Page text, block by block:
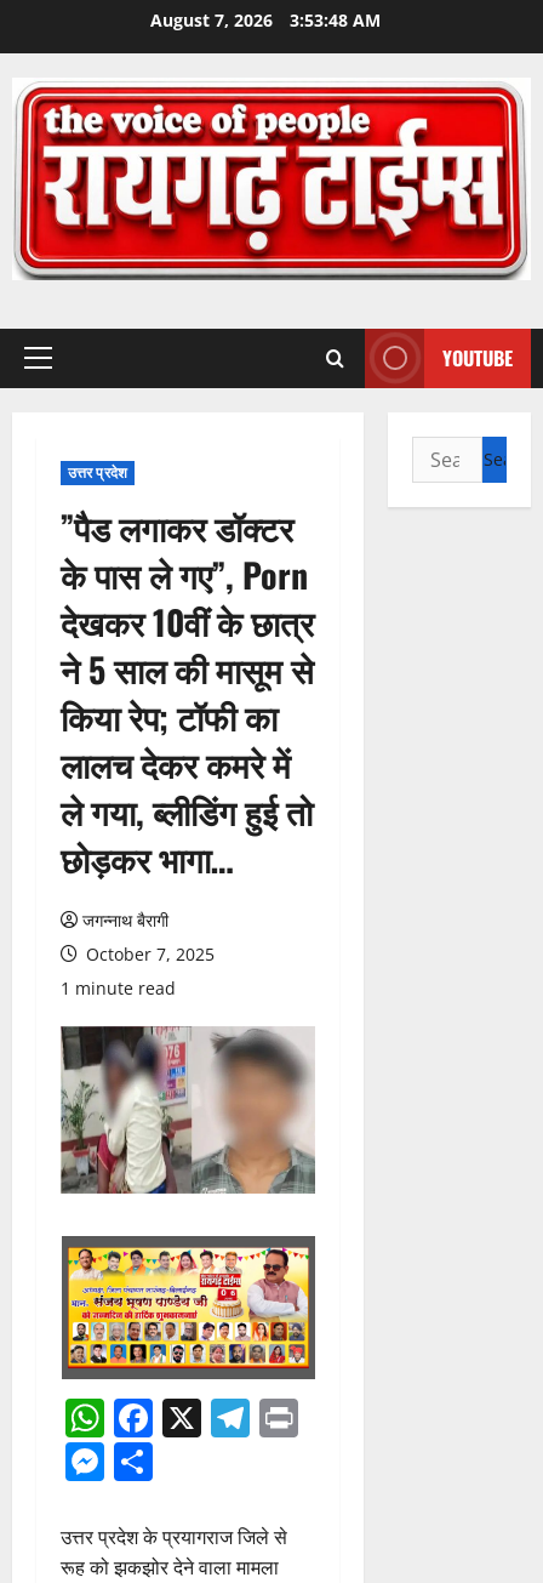
August 7, 2026 3:53:49 AM
Primary
YOUTUBE
उत्तर प्रदेश
”पैड लगाकर डॉक्टर
के पास ले गए”, Porn
देखकर 10वीं के छात्र
ने 5 साल की मासूम से
किया रेप; टॉफी का
लालच देकर कमरे में
ले गया, ब्लीडिंग हुई तो
छोड़कर भागा…
जगन्नाथ बैरागी
October 7, 2025
1 minute read
WhatsApp
Facebook
X Telegram
Messenger
उत्तर प्रदेश के प्रयागराज जिले से
रूह को झकझोर देने वाला मामला
Search
for: